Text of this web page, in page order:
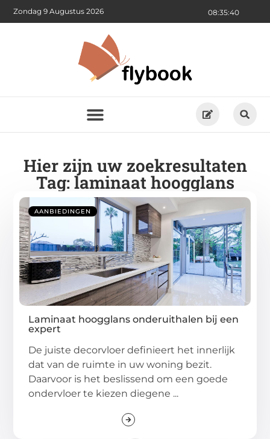
08:35:40
Zondag 9 Augustus 2026
Hier zijn uw zoekresultaten
Tag: laminaat hoogglans
AANBIEDINGEN
Laminaat hoogglans onderuithalen bij een
expert
De juiste decorvloer definieert het innerlijk
dat van de ruimte in uw woning bezit.
Daarvoor is het beslissend om een goede
ondervloer te kiezen diegene ...